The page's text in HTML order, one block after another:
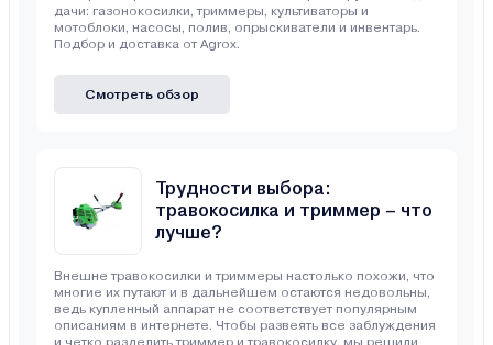
дачи: газонокосилки, триммеры, культиваторы и
мотоблоки, насосы, полив, опрыскиватели и инвентарь.
Подбор и доставка от Agrox.
Смотреть обзор
Трудности выбора:
травокосилка и триммер – что
лучше?
Внешне травокосилки и триммеры настолько похожи, что
многие их путают и в дальнейшем остаются недовольны,
ведь купленный аппарат не соответствует популярным
описаниям в интернете. Чтобы развеять все заблуждения
и четко разделить триммер и травокосилку, мы решили